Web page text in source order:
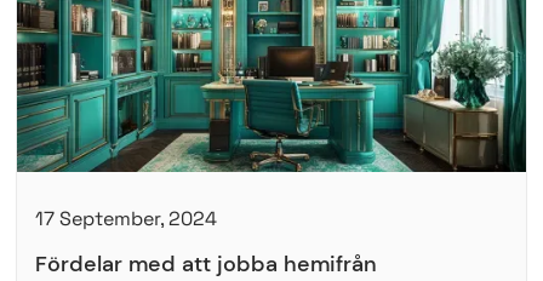
17 September, 2024
Fördelar med att jobba hemifrån